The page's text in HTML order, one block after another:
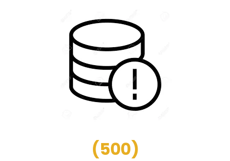
(500)